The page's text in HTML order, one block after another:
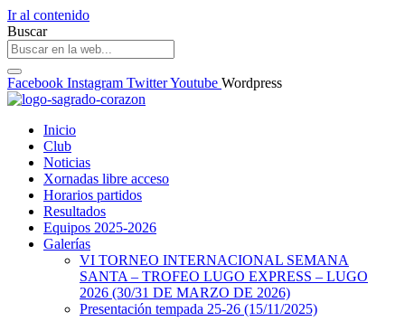
Ir al contenido
Buscar
Facebook Instagram TwitterYoutube Wordpress
Inicio
Club
Noticias
Xornadas libre acceso
Horarios partidos
Resultados
Equipos 2025-2026
Galerías
VI TORNEO INTERNACIONAL SEMANA
SANTA – TROFEO LUGO EXPRESS – LUGO
2026 (30/31 DE MARZO DE 2026)
Presentación tempada 25-26 (15/11/2025)